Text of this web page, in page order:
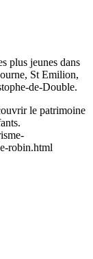
plus jeunes dans
St Emilion,
de-Double.
le patrimoine
robin.html